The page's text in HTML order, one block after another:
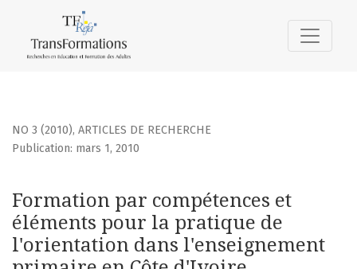
Formation par compétences et éléments pour la
NO 3 (2010), ARTICLES DE RECHERCHE
Formation par compétences et
éléments pour la pratique de
l'orientation dans l'enseignement
Publication: mars 1, 2010